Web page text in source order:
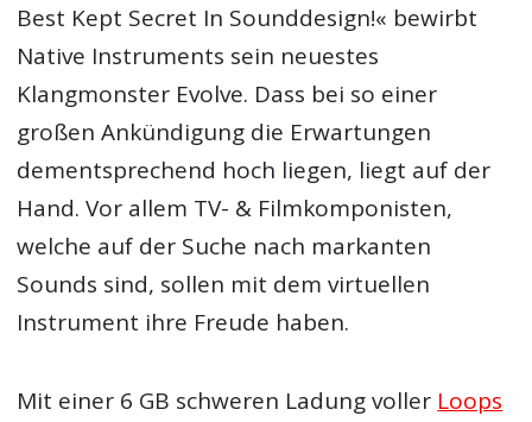
Best Kept Secret In Sounddesign!« bewirbt
Native Instruments sein neuestes
Klangmonster Evolve. Dass bei so einer
großen Ankündigung die Erwartungen
dementsprechend hoch liegen, liegt auf der
Hand. Vor allem TV- & Filmkomponisten,
welche auf der Suche nach markanten
Sounds sind, sollen mit dem virtuellen
Instrument ihre Freude haben.
Mit einer 6 GB schweren Ladung voller Loops